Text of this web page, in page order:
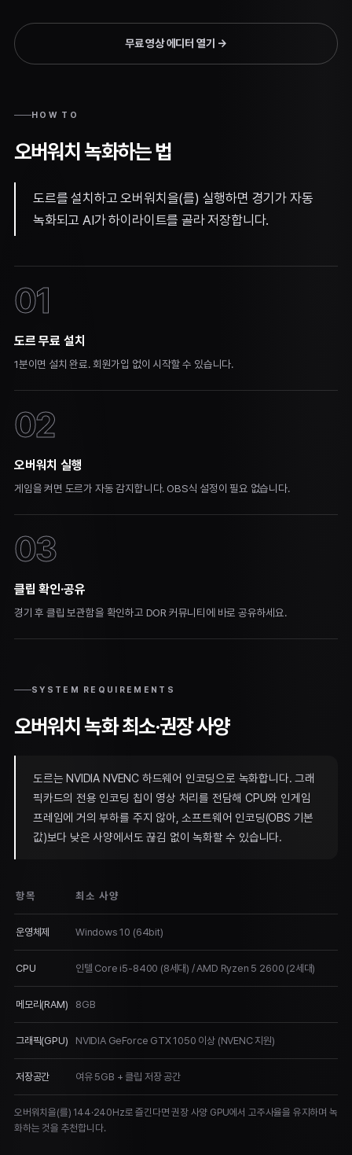
무료 영상 에디터 열기 →
HOW TO
오버워치 녹화하는 법
도르를 설치하고 오버워치을(를) 실행하면 경기가 자동
녹화되고 AI가 하이라이트를 골라 저장합니다.
01
도르 무료 설치
1분이면 설치 완료. 회원가입 없이 시작할 수 있습니다.
02
오버워치 실행
게임을 켜면 도르가 자동 감지합니다. OBS식 설정이 필요 없습니다.
03
클립 확인·공유
경기 후 클립 보관함을 확인하고 DOR 커뮤니티에 바로 공유하세요.
SYSTEM REQUIREMENTS
오버워치 녹화 최소·권장 사양
도르는 NVIDIA NVENC 하드웨어 인코딩으로 녹화합니다. 그래
픽카드의 전용 인코딩 칩이 영상 처리를 전담해 CPU와 인게임
프레임에 거의 부하를 주지 않아, 소프트웨어 인코딩(OBS 기본
값)보다 낮은 사양에서도 끊김 없이 녹화할 수 있습니다.
항목 최소 사양
운영체제 Windows 10 (64bit)
CPU 인텔 Core i5-8400 (8세대) / AMD Ryzen 5 2600 (2세대)
메모리(RAM) 8GB
그래픽(GPU) NVIDIA GeForce GTX 1050 이상 (NVENC 지원)
저장공간 여유 5GB + 클립 저장 공간
오버워치을(를) 144·240Hz로 즐긴다면 권장 사양 GPU에서 고주사율을 유지하며 녹
화하는 것을 추천합니다.